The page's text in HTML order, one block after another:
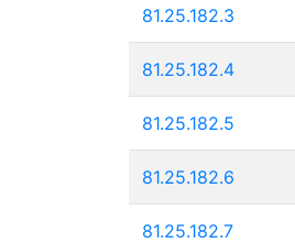
81.25.182.3
81.25.182.4
81.25.182.5
81.25.182.6
81.25.182.7